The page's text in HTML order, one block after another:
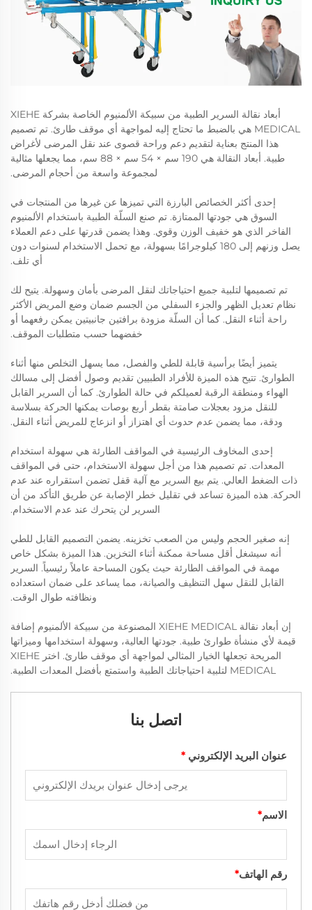
أبعاد نقالة السرير الطبية من سبيكة الألمنيوم الخاصة بشركة XIEHE
MEDICAL هي بالضبط ما تحتاج إليه لمواجهة أي موقف طارئ. تم تصميم
هذا المنتج بعناية لتقديم دعم وراحة قصوى عند نقل المرضى لأغراض
طبية. أبعاد النقالة هي 190 سم × 54 سم × 88 سم، مما يجعلها مثالية
لمجموعة واسعة من أحجام المرضى.
إحدى أكثر الخصائص البارزة التي تميزها عن غيرها من المنتجات في
السوق هي جودتها الممتازة. تم صنع السلّة الطبية باستخدام الألمنيوم
الفاخر الذي هو خفيف الوزن وقوي. وهذا يضمن قدرتها على دعم العملاء
يصل وزنهم إلى 180 كيلوجرامًا بسهولة، مع تحمل الاستخدام لسنوات دون
أي تلف.
تم تصميمها لتلبية جميع احتياجاتك لنقل المرضى بأمان وسهولة. يتيح لك
نظام تعديل الظهر والجزء السفلي من الجسم ضمان وضع المريض الأكثر
راحة أثناء النقل. كما أن السلّة مزودة برافتين جانبيتين يمكن رفعهما أو
خفضهما حسب متطلبات الموقف.
يتميز أيضًا برأسية قابلة للطي والفصل، مما يسهل التخلص منها أثناء
الطوارئ. تتيح هذه الميزة للأفراد الطبيين تقديم وصول أفضل إلى مسالك
الهواء ومنطقة الرقبة لعميلكم في حالة الطوارئ. كما أن السرير القابل
للنقل مزود بعجلات صامتة بقطر أربع بوصات يمكنها الحركة بسلاسة
ودقة، مما يضمن عدم حدوث أي اهتزاز أو انزعاج للمريض أثناء النقل.
إحدى المخاوف الرئيسية في المواقف الطارئة هي سهولة استخدام
المعدات. تم تصميم هذا من أجل سهولة الاستخدام، حتى في المواقف
ذات الضغط العالي. يتم بيع السرير مع آلية قفل تضمن استقراره عند عدم
الحركة. هذه الميزة تساعد في تقليل خطر الإصابة عن طريق التأكد من أن
السرير لن يتحرك عند عدم الاستخدام.
إنه صغير الحجم وليس من الصعب تخزينه. يضمن التصميم القابل للطي
أنه سيشغل أقل مساحة ممكنة أثناء التخزين. هذا الميزة بشكل خاص
مهمة في المواقف الطارئة حيث يكون المساحة عاملاً رئيسياً. السرير
القابل للنقل سهل التنظيف والصيانة، مما يساعد على ضمان استعداده
ونظافته طوال الوقت.
إن أبعاد نقالة XIEHE MEDICAL المصنوعة من سبيكة الألمنيوم إضافة
قيمة لأي منشأة طوارئ طبية. جودتها العالية، وسهولة استخدامها وميزاتها
المريحة تجعلها الخيار المثالي لمواجهة أي موقف طارئ. اختر XIEHE
MEDICAL لتلبية احتياجاتك الطبية واستمتع بأفضل المعدات الطبية.
اتصل بنا
عنوان البريد الإلكتروني *
الاسم*
رقم الهاتف*